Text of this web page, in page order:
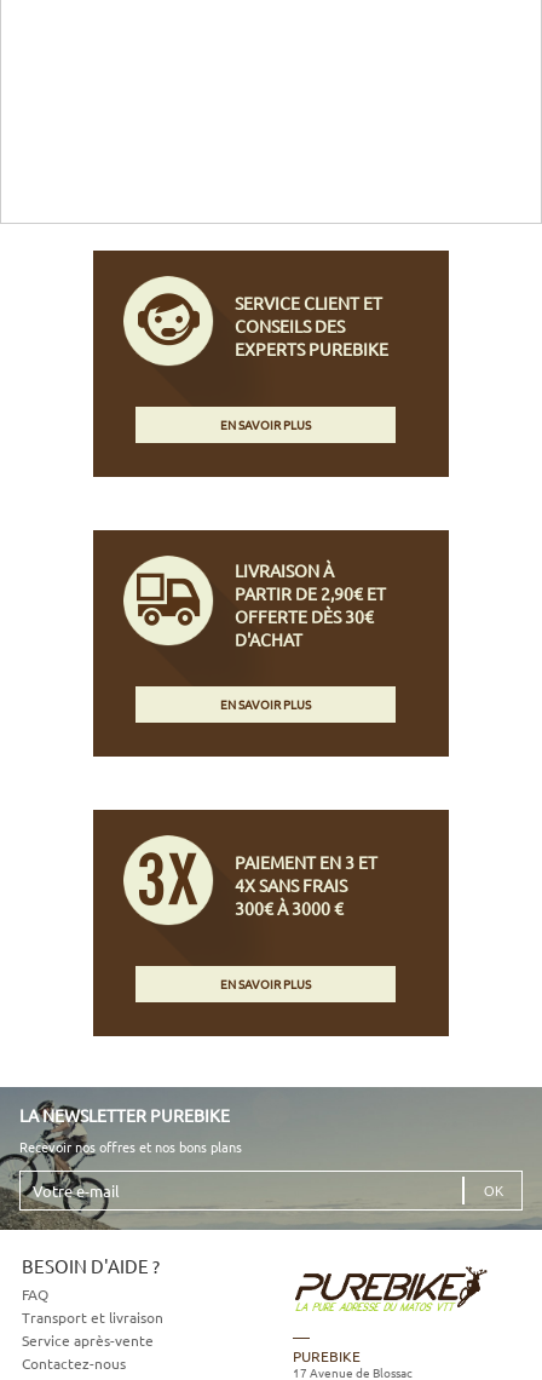
SERVICE CLIENT ET
CONSEILS DES
EXPERTS PUREBIKE
EN SAVOIR PLUS
LIVRAISON À
PARTIR DE 2,90€ ET
OFFERTE DÈS 30€
D'ACHAT
EN SAVOIR PLUS
PAIEMENT EN 3 ET
4X SANS FRAIS
300€ À 3000 €
EN SAVOIR PLUS
LA NEWSLETTER PUREBIKE
Recevoir nos offres et nos bons plans
Votre
e-
mail
BESOIN D'AIDE ?
FAQ
Transport et livraison
Service après-vente
Contactez-nous
PUREBIKE
17 Avenue de Blossac